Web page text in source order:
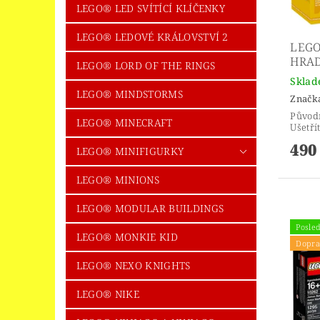
LEGO® LED SVÍTÍCÍ KLÍČENKY
LEGO® LEDOVÉ KRÁLOVSTVÍ 2
LEGO® LORD OF THE RINGS
LEGO® MINDSTORMS
LEGO® MINECRAFT
LEGO® MINIFIGURKY
LEGO® MINIONS
LEGO® MODULAR BUILDINGS
LEGO® MONKIE KID
LEGO® NEXO KNIGHTS
LEGO® NIKE